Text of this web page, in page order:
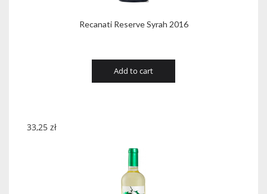
Recanati Reserve Syrah 2016
Add to cart
33,25 zł